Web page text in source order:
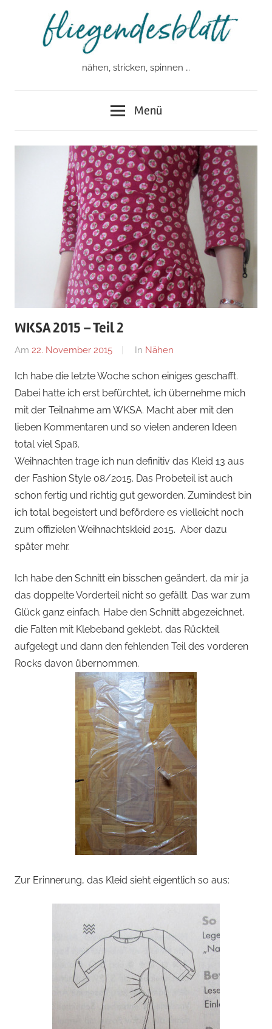
fliegendesblatt
nähen, stricken, spinnen …
Menü
WKSA 2015 – Teil 2
Am 22. November 2015
Von
In Nähen
Ich habe die letzte Woche schon einiges geschafft.
Dabei hatte ich erst befürchtet, ich übernehme mich
mit der Teilnahme am WKSA. Macht aber mit den
lieben Kommentaren und so vielen anderen Ideen
total viel Spaß.
Weihnachten trage ich nun definitiv das Kleid 13 aus
der Fashion Style 08/2015. Das Probeteil ist auch
schon fertig und richtig gut geworden. Zumindest bin
ich total begeistert und befördere es vielleicht noch
zum offizielen Weihnachtskleid 2015. Aber dazu
später mehr.
Ich habe den Schnitt ein bisschen geändert, da mir ja
das doppelte Vorderteil nicht so gefällt. Das war zum
Glück ganz einfach. Habe den Schnitt abgezeichnet,
die Falten mit Klebeband geklebt, das Rückteil
aufgelegt und dann den fehlenden Teil des vorderen
Rocks davon übernommen.
Zur Erinnerung, das Kleid sieht eigentlich so aus: